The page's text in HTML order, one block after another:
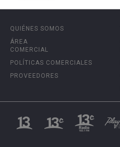
QUIÉNES SOMOS
ÁREA
COMERCIAL
POLÍTICAS COMERCIALES
PROVEEDORES